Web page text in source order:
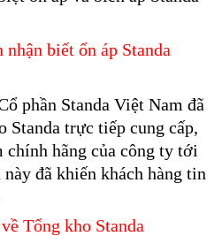
nhận biết ổn áp Standa
phần Standa Việt Nam đã
Standa trực tiếp cung cấp,
chính hãng của công ty tới
đã khiến khách hàng tin
Tổng kho Standa